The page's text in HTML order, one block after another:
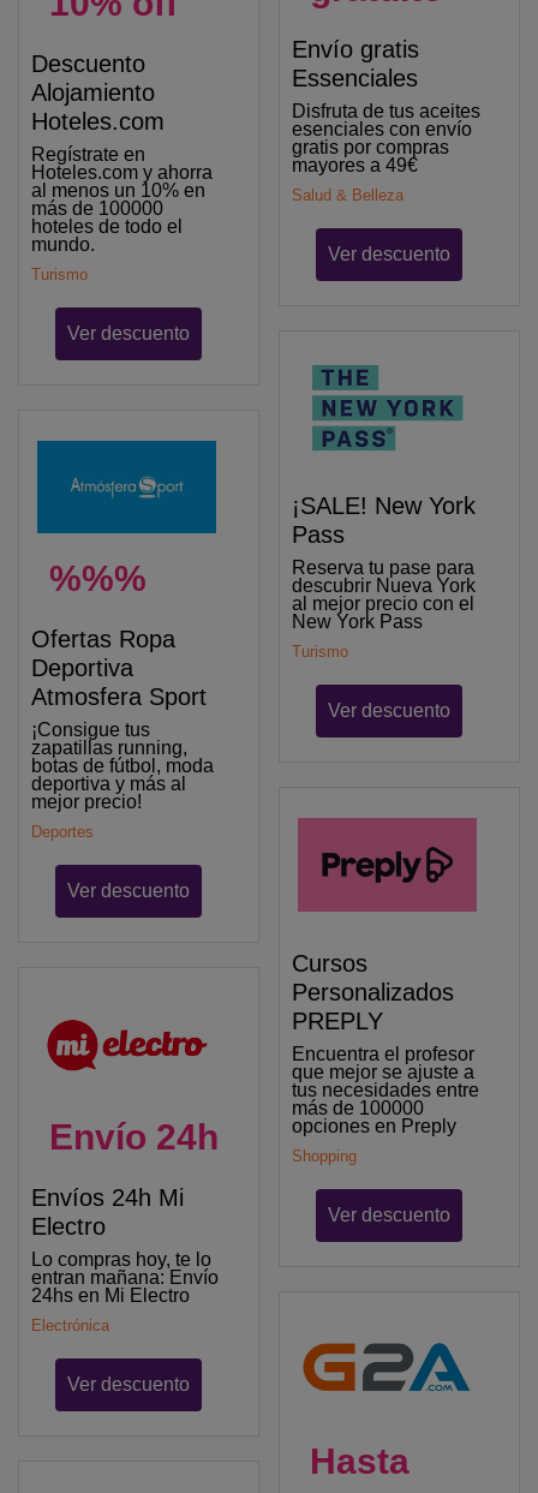
Descuento
Alojamiento
Hoteles.com
Regístrate en
Hoteles.com y ahorra
al menos un 10% en
más de 100000
hoteles de todo el
mundo.
Turismo
Ver descuento
%%%
Ofertas Ropa
Deportiva
Atmosfera Sport
¡Consigue tus
zapatillas running,
botas de fútbol, moda
deportiva y más al
mejor precio!
Deportes
Ver descuento
Envío 24h
Envíos 24h Mi
Electro
Lo compras hoy, te lo
entran mañana: Envío
24hs en Mi Electro
Electrónica
Ver descuento
Envío gratis
Essenciales
Disfruta de tus aceites
esenciales con envío
gratis por compras
mayores a 49€
Salud & Belleza
Ver descuento
¡SALE! New York
Pass
Reserva tu pase para
descubrir Nueva York
al mejor precio con el
New York Pass
Turismo
Ver descuento
Cursos
Personalizados
PREPLY
Encuentra el profesor
que mejor se ajuste a
tus necesidades entre
más de 100000
opciones en Preply
Shopping
Ver descuento
Hasta